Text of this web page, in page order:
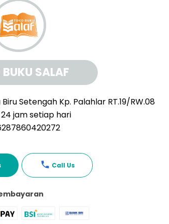
SALAF
Setengah Kp. Palahlar RT.19/RW.08
24 jam setiap hari
Call Us